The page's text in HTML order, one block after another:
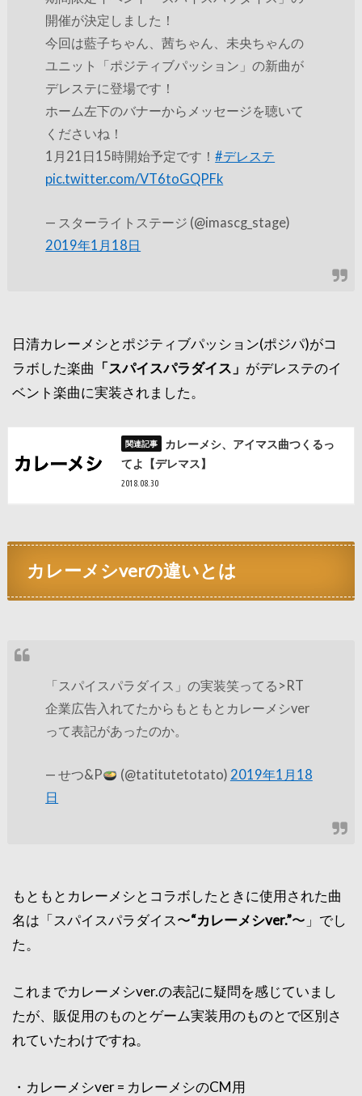
開催が決定しました！
今回は藍子ちゃん、茜ちゃん、未央ちゃんの
ユニット「ポジティブパッション」の新曲が
デレステに登場です！
ホーム左下のバナーからメッセージを聴いて
くださいね！
1月21日15時開始予定です！#デレステ
pic.twitter.com/VT6toGQPFk
— スターライトステージ (@imascg_stage)
2019年1月18日
日清カレーメシとポジティブパッション(ポジパ)がコ
ラボした楽曲 「スパイスパラダイス」 がデレステのイ
ベント楽曲に実装されました。
カレーメシ、アイマス曲つくるっ
てよ【デレマス】
2018.08.30
カレーメシverの違いとは
「スパイスパラダイス」の実装笑ってる>RT
企業広告入れてたからもともとカレーメシver
って表記があったのか。
— せつ&P (@tatitutetotato) 2019年1月18
日
もともとカレーメシとコラボしたときに使用された曲
名は「スパイスパラダイス〜“カレーメシver.”〜」でし
た。
これまでカレーメシver.の表記に疑問を感じていまし
たが、販促用のものとゲーム実装用のものとで区別さ
れていたわけですね。
・カレーメシver = カレーメシのCM用